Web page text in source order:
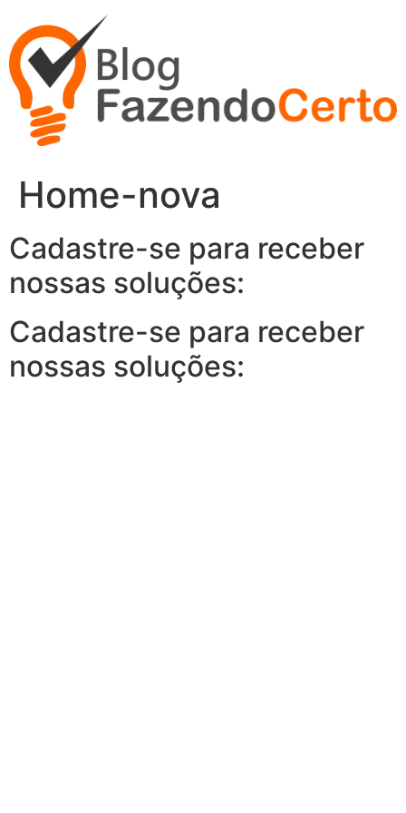
para
conteúdo
Home-nova
Cadastre-se para receber
nossas soluções:
Cadastre-se para receber
nossas soluções: